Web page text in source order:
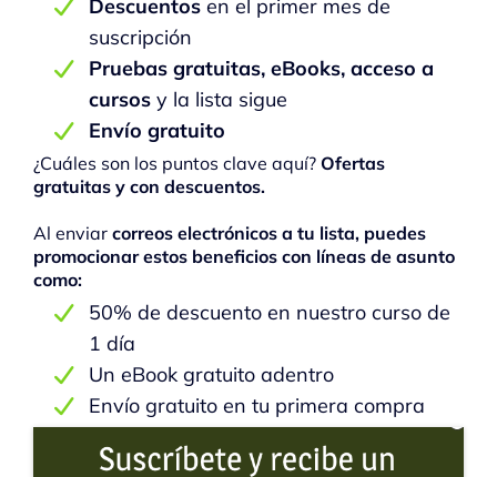
Descuentos en el primer mes de
suscripción
Pruebas gratuitas, eBooks, acceso a
cursos y la lista sigue
Envío gratuito
¿Cuáles son los puntos clave aquí? Ofertas
gratuitas y con descuentos.
Al enviar correos electrónicos a tu lista, puedes
promocionar estos beneficios con líneas de asunto
como:
50% de descuento en nuestro curso de
1 día
Un eBook gratuito adentro
Envío gratuito en tu primera compra